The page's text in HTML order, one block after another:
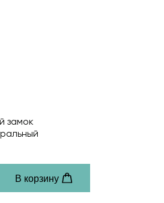
замок
В корзину